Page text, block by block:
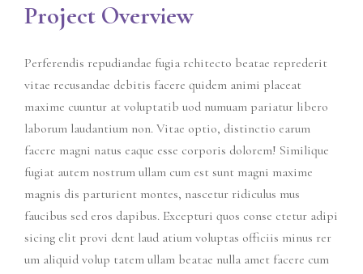
Project Overview
Perferendis repudiandae fugia rchitecto beatae reprederit
vitae recusandae debitis facere quidem animi placeat
maxime cuuntur at voluptatib uod numuam pariatur libero
laborum laudantium non. Vitae optio, distinctio earum
facere magni natus eaque esse corporis dolorem! Similique
fugiat autem nostrum ullam cum est sunt magni maxime
magnis dis parturient montes, nascetur ridiculus mus
faucibus sed eros dapibus. Excepturi quos conse ctetur adipi
sicing elit provi dent laud atium voluptas officiis minus rer
um aliquid volup tatem ullam beatae nulla amet facere cum